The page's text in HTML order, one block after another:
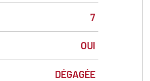
7
OUI
DÉGAGÉE